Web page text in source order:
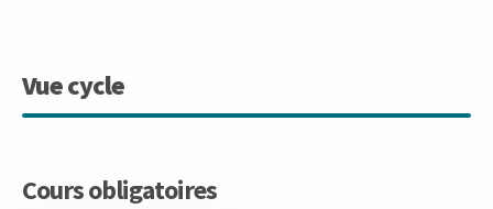
Vue cycle
Cours obligatoires